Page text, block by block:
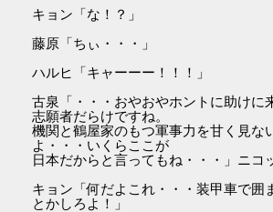
キョン「な！？」
藤原「ちぃ・・・」
ハルヒ「キャーーー！！！」
古泉「・・・おやおやホントに助けに
志願者だらけですね。
機関と鶴屋家のもつ軍事力を甘く見な
よ・・・いくらここが
日本だからと言ってもね・・・」ニコ
キョン「何だよこれ・・・装甲車で囲
とかしろよ！」